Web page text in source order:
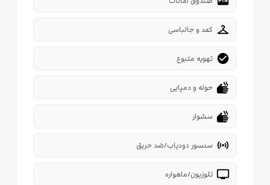
checkroom کمد و جالباسی
check_circle تهویه متبوع
dry حوله و دمپایی
dry سشوار
sensors سنسور دودیاب/ضد حریق
tv تلوزیون/ماهواره